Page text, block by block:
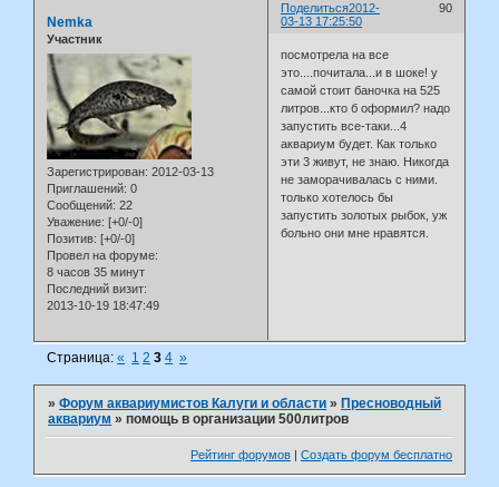
Поделиться 90
2012-
03-13 17:25:50
Nemka
Участник
Зарегистрирован: 2012-03-13
Приглашений: 0
Сообщений: 22
Уважение: [+0/-0]
Позитив: [+0/-0]
Провел на форуме:
8 часов 35 минут
Последний визит:
2013-10-19 18:47:49
посмотрела на все
это....почитала...и в шоке! у
самой стоит баночка на 525
литров...кто б оформил? надо
запустить все-таки...4
аквариум будет. Как только
эти 3 живут, не знаю. Никогда
не заморачивалась с ними.
только хотелось бы
запустить золотых рыбок, уж
больно они мне нравятся.
Страница:« 1 2 3 4 »
»Форум аквариумистов Калуги и области » Пресноводный
аквариум »помощь в организации 500литров
Рейтинг форумов | Создать форум бесплатно